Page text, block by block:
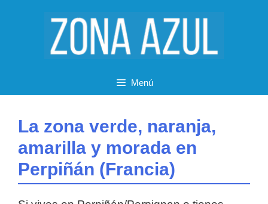
Menú
La zona verde, naranja,
amarilla y morada en
Perpiñán (Francia)